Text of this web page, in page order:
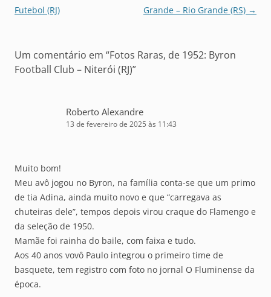
posts
Futebol (RJ)
Grande – Rio Grande (RS) →
Um comentário em “Fotos Raras, de 1952: Byron
Football Club – Niterói (RJ)”
Roberto Alexandre
13 de fevereiro de 2025 às 11:43
Muito bom!
Meu avô jogou no Byron, na família conta-se que um primo
de tia Adina, ainda muito novo e que “carregava as
chuteiras dele”, tempos depois virou craque do Flamengo e
da seleção de 1950.
Mamãe foi rainha do baile, com faixa e tudo.
Aos 40 anos vovô Paulo integrou o primeiro time de
basquete, tem registro com foto no jornal O Fluminense da
época.